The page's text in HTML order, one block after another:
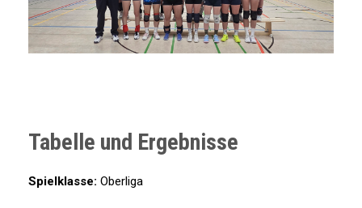
Tabelle und Ergebnisse
Spielklasse: Oberliga